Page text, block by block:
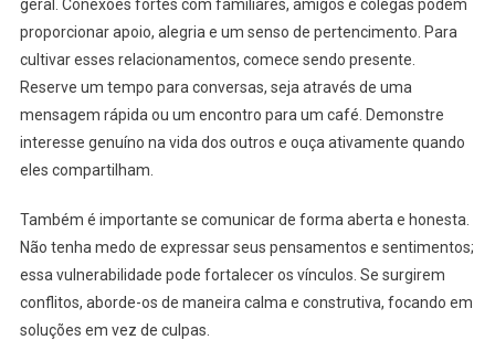
geral. Conexões fortes com familiares, amigos e colegas podem
proporcionar apoio, alegria e um senso de pertencimento. Para
cultivar esses relacionamentos, comece sendo presente.
Reserve um tempo para conversas, seja através de uma
mensagem rápida ou um encontro para um café. Demonstre
interesse genuíno na vida dos outros e ouça ativamente quando
eles compartilham.
Também é importante se comunicar de forma aberta e honesta.
Não tenha medo de expressar seus pensamentos e sentimentos;
essa vulnerabilidade pode fortalecer os vínculos. Se surgirem
conflitos, aborde-os de maneira calma e construtiva, focando em
soluções em vez de culpas.